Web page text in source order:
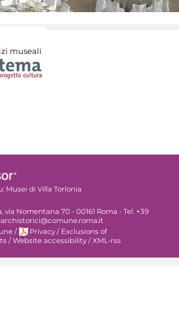
museali
Musei di Villa Torlonia
via Nomentana 70 - 00161 Roma - Tel. +39
/ Privacy / Exclusions of
/Website accessibility /XML-rss